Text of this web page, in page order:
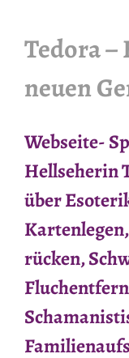
Tedora
neuen
Webseite-
Hellseherin
über
rücken,